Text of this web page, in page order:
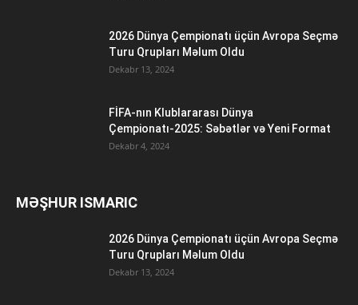
2026 Dünya Çempionatı üçün Avropa Seçmə
Turu Qrupları Məlum Oldu
Dekabr 13, 2024
FİFA-nın Klublararası Dünya
Çempionatı-2025: Səbətlər və Yeni Format
Dekabr 4, 2024
MƏŞHUR ISMARIC
2026 Dünya Çempionatı üçün Avropa Seçmə
Turu Qrupları Məlum Oldu
Dekabr 13, 2024